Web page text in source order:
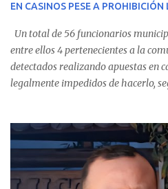
evolución favorable. No obstante,
EN CASINOS PESE A PROHIBICIÓN
Un total de 56 funcionarios
entre ellos 4 pertenecientes a la
detectados realizando apuestas en
legalmente impedidos de hacerlo,
estableció que estos funcionarios
custodian fondos públicos—
monto total de $116.075.918 entre
En el detalle regional, se indica que